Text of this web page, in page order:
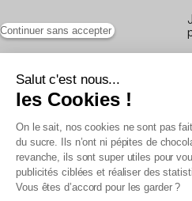
Continuer sans accepter
Salut c'est nous...
les Cookies !
On le sait, nos cookies ne sont pas
du sucre. Ils n’ont ni pépites de
revanche, ils sont super utiles pour
publicités ciblées et réaliser des
Vous êtes d’accord pour les garder ?
Conditions
Conditions générales du
Charte de données
Conditions
Déclaration